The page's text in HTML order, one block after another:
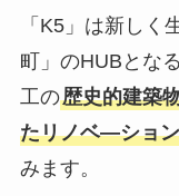
「K5」は新しく
町」のHUBとな
工の歴史的建築
たリノベ―ション
みます。